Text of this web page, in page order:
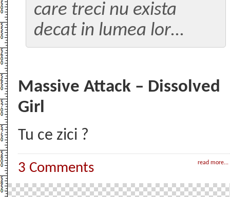
care treci nu exista
decat in lumea lor…
Massive Attack – Dissolved
Girl
Tu ce zici ?
read more...
3 Comments